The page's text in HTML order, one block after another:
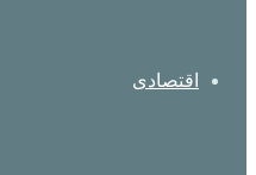
اقتصادی